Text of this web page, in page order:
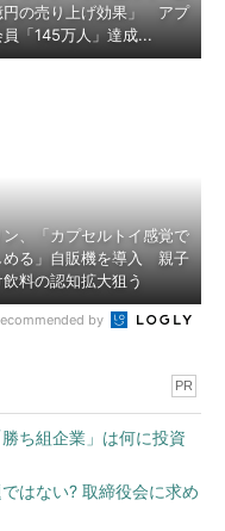
円の売り上げ効果」 アプ
員「145万人」達成...
ン、「カプセルトイ感覚で
める」自販機を導入 親子
飲料の認知拡大狙う
by
PR
ち組企業」は何に投資
はない? 取締役会に求め